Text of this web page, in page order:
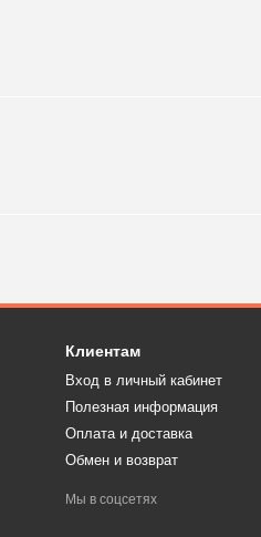
Клиентам
Вход в личный кабинет
Полезная информация
Оплата и доставка
Обмен и возврат
Мы в соцсетях